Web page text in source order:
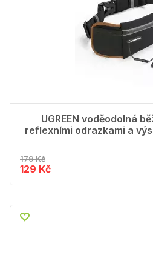
UGREEN voděodolná
reflexními odrazkami a
179 Kč
129 Kč